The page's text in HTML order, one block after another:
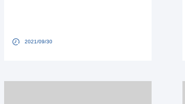
2021/09/30